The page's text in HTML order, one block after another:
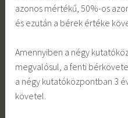
azonos mértékű, 50%-os
és ezután a bérek értéke
Amennyiben a négy
megvalósul, a fenti
a négy kutatóközpontban 3
követel.